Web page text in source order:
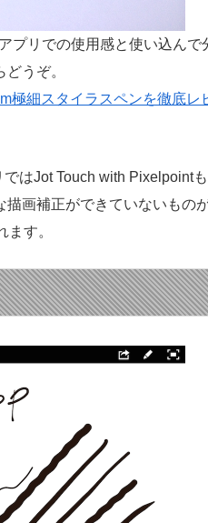
プリでの使用感と使い込ん
うぞ。
極細スタイラスペンを徹底
はJot Touch with Pixelpoint
画補正ができていないもの
す。